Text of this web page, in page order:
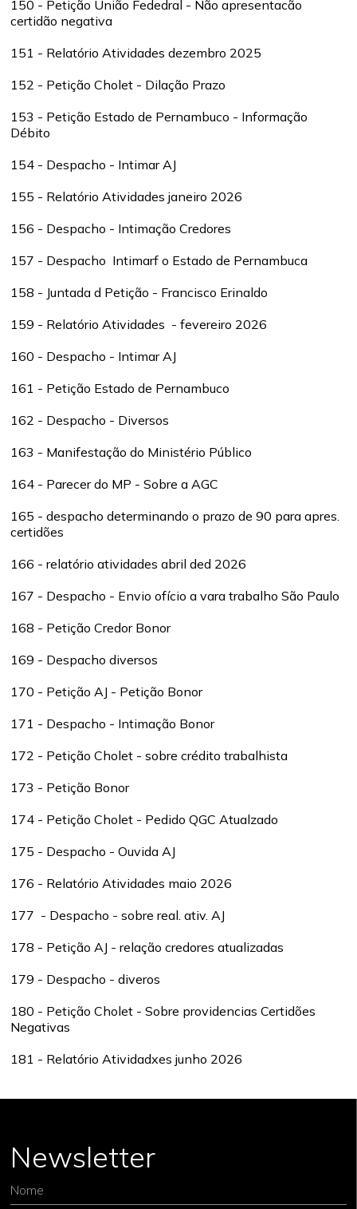
150 - Petição União Fededral - Não apresentacão
certidão negativa
151 - Relatório Atividades dezembro 2025
152 - Petição Cholet - Dilação Prazo
153 - Petição Estado de Pernambuco - Informação
Débito
154 - Despacho - Intimar AJ
155 - Relatório Atividades janeiro 2026
156 - Despacho - Intimação Credores
157 - Despacho Intimarf o Estado de Pernambuca
158 - Juntada d Petição - Francisco Erinaldo
159 - Relatório Atividades - fevereiro 2026
160 - Despacho - Intimar AJ
161 - Petição Estado de Pernambuco
162 - Despacho - Diversos
163 - Manifestação do Ministério Público
164 - Parecer do MP - Sobre a AGC
165 - despacho determinando o prazo de 90 para apres.
certidões
166 - relatório atividades abril ded 2026
167 - Despacho - Envio ofício a vara trabalho São Paulo
168 - Petição Credor Bonor
169 - Despacho diversos
170 - Petição AJ - Petição Bonor
171 - Despacho - Intimação Bonor
172 - Petição Cholet - sobre crédito trabalhista
173 - Petição Bonor
174 - Petição Cholet - Pedido QGC Atualzado
175 - Despacho - Ouvida AJ
176 - Relatório Atividades maio 2026
177 - Despacho - sobre real. ativ. AJ
178 - Petição AJ - relação credores atualizadas
179 - Despacho - diveros
180 - Petição Cholet - Sobre providencias Certidões
Negativas
181 - Relatório Atividadxes junho 2026
Newsletter
Nome